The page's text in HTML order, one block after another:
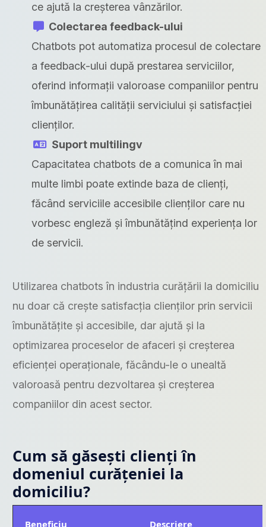
ce ajută la creșterea vânzărilor.
Colectarea feedback-ului
Chatbots pot automatiza procesul de colectare
a feedback-ului după prestarea serviciilor,
oferind informații valoroase companiilor pentru
îmbunătățirea calității serviciului și satisfacției
clienților.
Suport multilingv
Capacitatea chatbots de a comunica în mai
multe limbi poate extinde baza de clienți,
făcând serviciile accesibile clienților care nu
vorbesc engleză și îmbunătățind experiența lor
de servicii.
Utilizarea chatbots în industria curățării la domiciliu
nu doar că crește satisfacția clienților prin servicii
îmbunătățite și accesibile, dar ajută și la
optimizarea proceselor de afaceri și creșterea
eficienței operaționale, făcându-le o unealtă
valoroasă pentru dezvoltarea și creșterea
companiilor din acest sector.
Cum să găsești clienți în
domeniul curățeniei la
domiciliu?
Beneficiu Descriere